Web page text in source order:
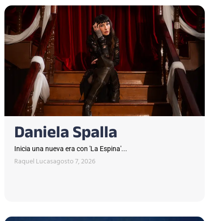
Daniela Spalla
Inicia una nueva era con 'La Espina'...
Raquel Lucasagosto 7, 2026